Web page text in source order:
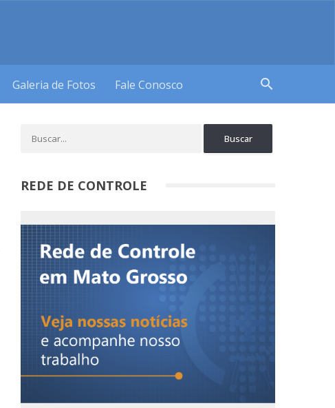
Galeria de Fotos Fale Conosco search
REDE DE CONTROLE